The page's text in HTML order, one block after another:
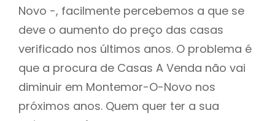
Novo -, facilmente percebemos a que se
deve o aumento do preço das casas
verificado nos últimos anos. O problema é
que a procura de Casas A Venda não vai
diminuir em Montemor-O-Novo nos
próximos anos. Quem quer ter a sua